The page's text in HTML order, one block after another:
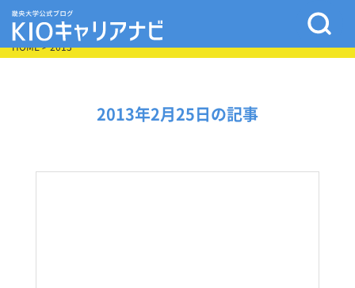
HOME> 2013
2013年2月25日の記事